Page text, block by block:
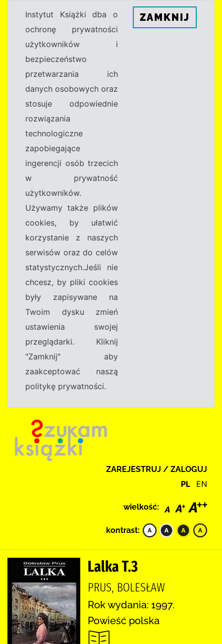
Instytut Książki dba o
ochronę prywatności
użytkowników i
bezpieczeństwo
przetwarzania ich
danych osobowych oraz
stosuje odpowiednie
rozwiązania
technologiczne
zapobiegające
ingerencji osób trzecich
w prywatność
użytkowników.
Używamy także plików
cookies, by ułatwić
korzystanie z naszych
serwisów oraz do celów
statystycznych.Jeśli nie
chcesz, by pliki cookies
były zapisywane na
Twoim dysku zmień
ustawienia swojej
przeglądarki. Kliknij
"Zamknij" aby
zaakceptować naszą
politykę prywatności.
ZAMKNIJ
ZAREJESTRUJ / ZALOGUJ
PL EN
wielkość:
kontrast:
Lalka T.3
PRUS, BOLESŁAW
Rok wydania: 1997.
Powieść polska